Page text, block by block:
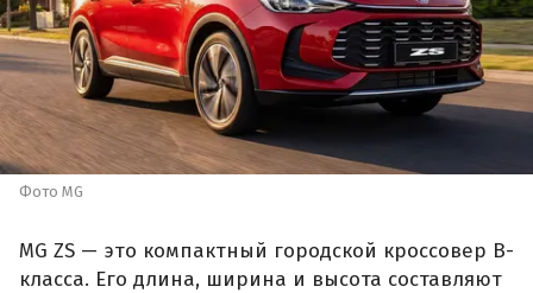
Фото MG
MG ZS — это компактный городской кроссовер B-
класса. Его длина, ширина и высота составляют